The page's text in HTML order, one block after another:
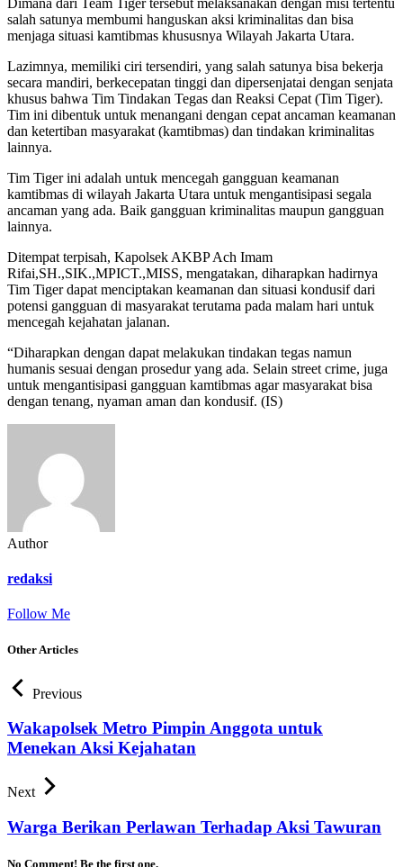
salah satunya membumi hanguskan aksi kriminalitas dan bisa
menjaga situasi kamtibmas khususnya Wilayah Jakarta Utara.
Lazimnya, memiliki ciri tersendiri, yang salah satunya bisa bekerja
secara mandiri, berkecepatan tinggi dan dipersenjatai dengan senjata
khusus bahwa Tim Tindakan Tegas dan Reaksi Cepat (Tim Tiger).
Tim ini dibentuk untuk menangani dengan cepat ancaman keamanan
dan ketertiban masyarakat (kamtibmas) dan tindakan kriminalitas
lainnya.
Tim Tiger ini adalah untuk mencegah gangguan keamanan
kamtibmas di wilayah Jakarta Utara untuk mengantisipasi segala
ancaman yang ada. Baik gangguan kriminalitas maupun gangguan
lainnya.
Ditempat terpisah, Kapolsek AKBP Ach Imam
Rifai,SH.,SIK.,MPICT.,MISS, mengatakan, diharapkan hadirnya
Tim Tiger dapat menciptakan keamanan dan situasi kondusif dari
potensi gangguan di masyarakat terutama pada malam hari untuk
mencegah kejahatan jalanan.
“Diharapkan dengan dapat melakukan tindakan tegas namun
humanis sesuai dengan prosedur yang ada. Selain street crime, juga
untuk mengantisipasi gangguan kamtibmas agar masyarakat bisa
dengan tenang, nyaman aman dan kondusif. (IS)
Author
redaksi
Follow Me
Other Articles
Previous
Wakapolsek Metro Pimpin Anggota untuk
Menekan Aksi Kejahatan
Next
Warga Berikan Perlawan Terhadap Aksi Tawuran
No Comment! Be the first one.